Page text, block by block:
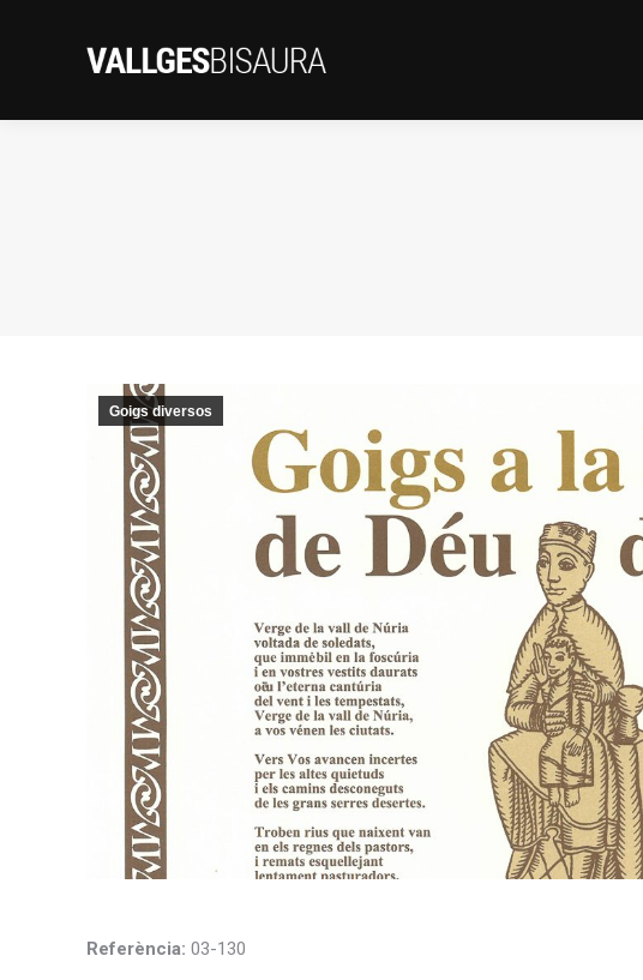
Goigs diversos
Referència: 03-130